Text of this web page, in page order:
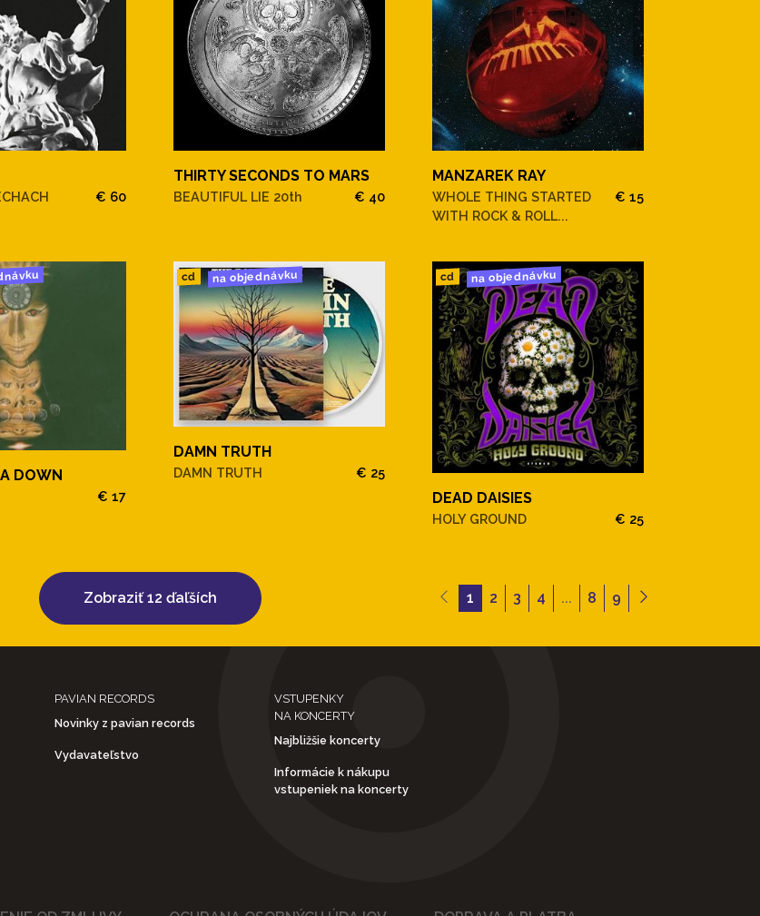
€ 60
THIRTY SECONDS TO MARS
BEAUTIFUL LIE 20th € 40
MANZAREK RAY
WHOLE THING STARTED
WITH ROCK & ROLL...
€ 15
DOWN
€ 17
cd na objednávku
DAMN TRUTH
DAMN TRUTH € 25
cd na objednávku
DEAD DAISIES
HOLY GROUND € 25
Zobraziť 12 ďaľších 1 2 3 4 ... 8 9
PAVIAN RECORDS
Novinky z pavian records
Vydavateľstvo
VSTUPENKY
NA KONCERTY
Najbližšie koncerty
Informácie k nákupu
vstupeniek na koncerty